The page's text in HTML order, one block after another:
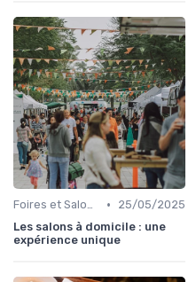
Foires et Salons Grand Public •
25/05/2025
Les salons à domicile : une
expérience unique